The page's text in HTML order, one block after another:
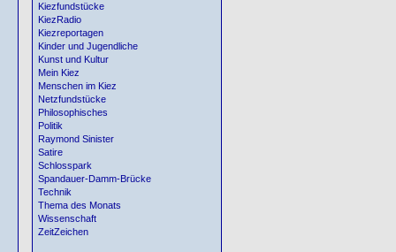
Kiezfundstücke
KiezRadio
Kiezreportagen
Kinder und Jugendliche
Kunst und Kultur
Mein Kiez
Menschen im Kiez
Netzfundstücke
Philosophisches
Politik
Raymond Sinister
Satire
Schlosspark
Spandauer-Damm-Brücke
Technik
Thema des Monats
Wissenschaft
ZeitZeichen